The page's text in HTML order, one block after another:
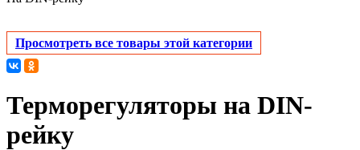
Просмотреть все товары этой категории
Терморегуляторы на DIN-
рейку